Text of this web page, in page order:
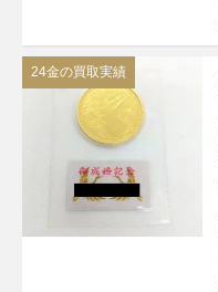
24金の買取実績